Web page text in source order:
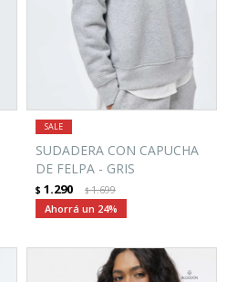
SUDADERA CON CAPUCHA
DE FELPA - GRIS
$ 1.290 $1.699
24